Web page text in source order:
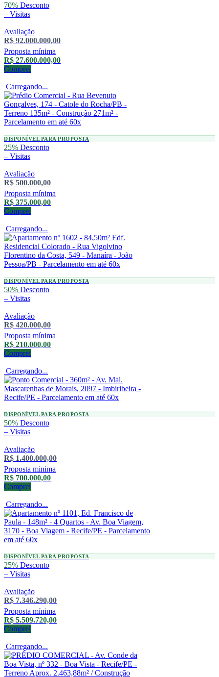
70% Desconto
– Visitas
Avaliação
R$ 92.000.000,00
Proposta mínima
R$ 27.600.000,00
Comprei
Carregando...
DISPONÍVEL PARA PROPOSTA
25% Desconto
– Visitas
Avaliação
R$ 500.000,00
Proposta mínima
R$ 375.000,00
Comprei
Carregando...
DISPONÍVEL PARA PROPOSTA
50% Desconto
– Visitas
Avaliação
R$ 420.000,00
Proposta mínima
R$ 210.000,00
Comprei
Carregando...
DISPONÍVEL PARA PROPOSTA
50% Desconto
– Visitas
Avaliação
R$ 1.400.000,00
Proposta mínima
R$ 700.000,00
Comprei
Carregando...
DISPONÍVEL PARA PROPOSTA
25% Desconto
– Visitas
Avaliação
R$ 7.346.290,00
Proposta mínima
R$ 5.509.720,00
Comprei
Carregando...